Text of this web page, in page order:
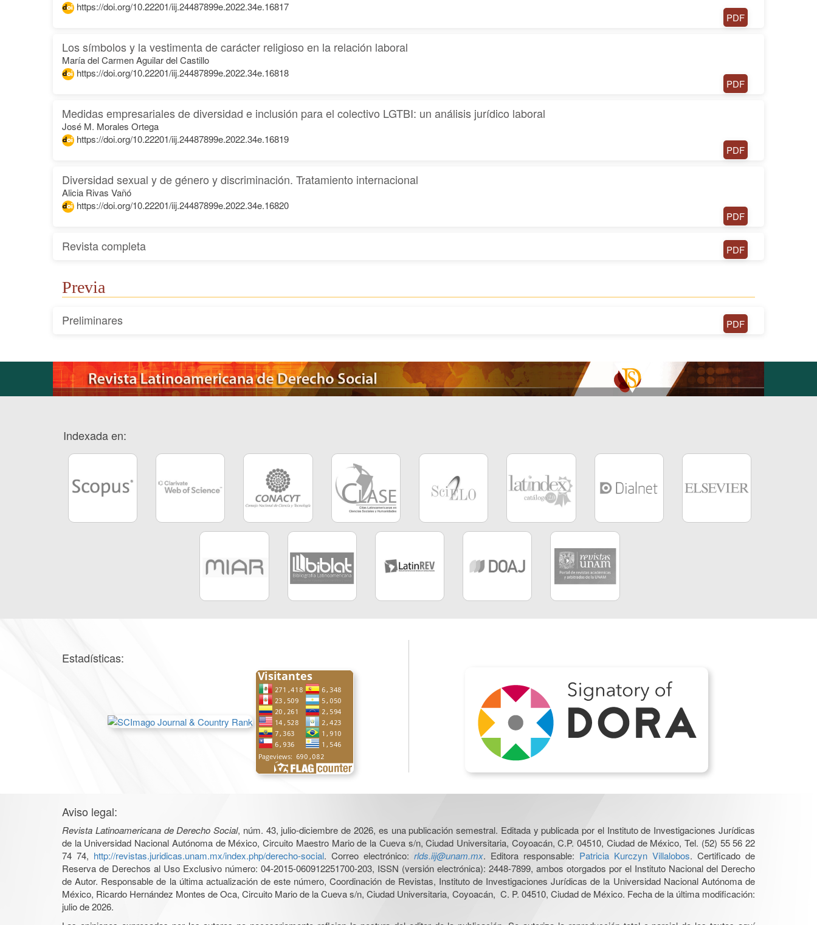
https://doi.org/10.22201/iij.24487899e.2022.34e.16817
PDF
Los símbolos y la vestimenta de carácter religioso en la relación laboral
María del Carmen Aguilar del Castillo
https://doi.org/10.22201/iij.24487899e.2022.34e.16818
PDF
Medidas empresariales de diversidad e inclusión para el colectivo LGTBI: un análisis jurídico laboral
José M. Morales Ortega
https://doi.org/10.22201/iij.24487899e.2022.34e.16819
PDF
Diversidad sexual y de género y discriminación. Tratamiento internacional
Alicia Rivas Vañó
https://doi.org/10.22201/iij.24487899e.2022.34e.16820
PDF
Revista completa PDF
Previa
Preliminares PDF
Indexada en:
Estadísticas:
Aviso legal:
Revista Latinoamericana de Derecho Social, núm. 43, julio-diciembre de 2026, es una publicación semestral. Editada y publicada por el Instituto de Investigaciones Jurídicas
de la Universidad Nacional Autónoma de México, Circuito Maestro Mario de la Cueva s/n, Ciudad Universitaria, Coyoacán, C.P. 04510, Ciudad de México, Tel. (52) 55 56 22
74 74, http://revistas.juridicas.unam.mx/index.php/derecho-social. Correo electrónico: rlds.iij@unam.mx. Editora responsable: Patricia Kurczyn Villalobos. Certificado de
Reserva de Derechos al Uso Exclusivo número: 04-2015-060912251700-203, ISSN (versión electrónica): 2448-7899, ambos otorgados por el Instituto Nacional del Derecho
de Autor. Responsable de la última actualización de este número, Coordinación de Revistas, Instituto de Investigaciones Jurídicas de la Universidad Nacional Autónoma de
México, Ricardo Hernández Montes de Oca, Circuito Mario de la Cueva s/n, Ciudad Universitaria, Coyoacán, C. P. 04510, Ciudad de México. Fecha de la última modificación:
julio de 2026.